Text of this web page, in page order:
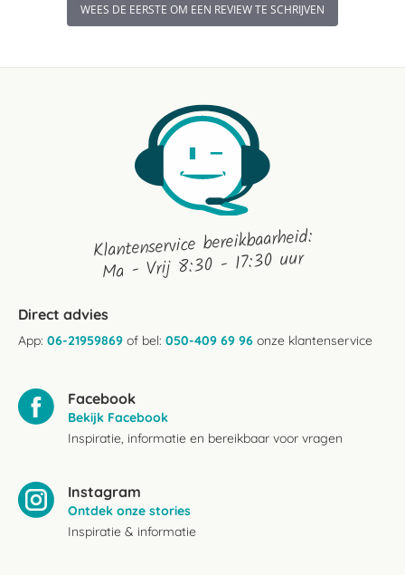
WEES DE EERSTE OM EEN REVIEW TE SCHRIJVEN
Klantenservice bereikbaarheid:
Ma - Vrij 8:30 - 17:30 uur
Direct advies
App: 06-21959869 of bel: 050-409 69 96 onze klantenservice
Facebook
Bekijk Facebook
Inspiratie, informatie en bereikbaar voor vragen
Instagram
Ontdek onze stories
Inspiratie & informatie